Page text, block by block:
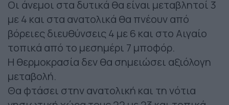
Οι άνεμοι στα δυτικά θα είναι μεταβλητοί 3
με 4 και στα ανατολικά θα πνέουν από
βόρειες διευθύνσεις 4 με 6 και στο Αιγαίο
τοπικά από το μεσημέρι 7 μποφόρ.
Η θερμοκρασία δεν θα σημειώσει αξιόλογη
μεταβολή.
Θα φτάσει στην ανατολική και τη νότια